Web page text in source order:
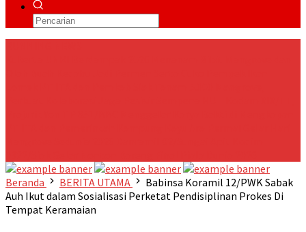
Beranda
BERITA UTAMA
Babinsa Koramil 12/PWK Sabak
Auh Ikut dalam Sosialisasi Perketat Pendisiplinan Prokes Di
Tempat Keramaian